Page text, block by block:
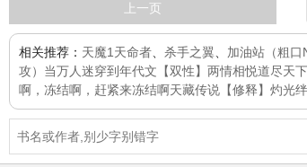
上一页
相关推荐： 天魔1天命者 杀手之翼 加油站（粗口
攻）当万人迷穿到年代文 【双性】两情相悦道尽天
啊，冻结啊，赶紧来冻结啊天藏传说 【修释】灼光